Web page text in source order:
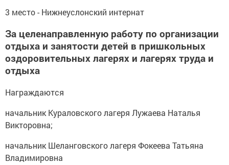
3 место - Нижнеуслонский интернат
За целенаправленную работу по организации
отдыха и занятости детей в пришкольных
оздоровительных лагерях и лагерях труда и
отдыха
Награждаются
начальник Кураловского лагеря Лужаева Наталья
Викторовна;
начальник Шеланговского лагеря Фокеева Татьяна
Владимировна